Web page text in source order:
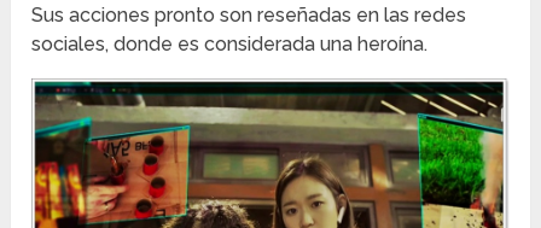
Sus acciones pronto son reseñadas en las redes
sociales, donde es considerada una heroína.